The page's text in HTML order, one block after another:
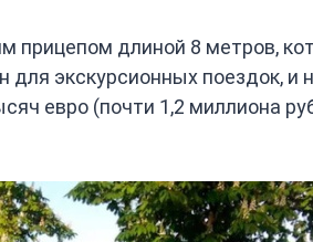
прицепом длиной 8 метров,
экскурсионных поездок, и
евро (почти 1,2 миллиона